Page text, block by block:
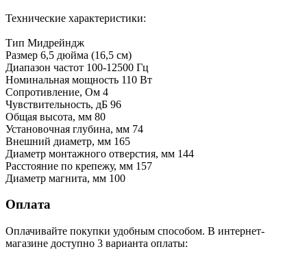
Технические характеристики:
Тип Мидрейндж
Размер 6,5 дюйма (16,5 см)
Диапазон частот 100-12500 Гц
Номинальная мощность 110 Вт
Сопротивление, Ом 4
Чувствительность, дБ 96
Общая высота, мм 80
Установочная глубина, мм 74
Внешний диаметр, мм 165
Диаметр монтажного отверстия, мм 144
Расстояние по крепежу, мм 157
Диаметр магнита, мм 100
Оплата
Оплачивайте покупки удобным способом. В интернет-
магазине доступно 3 варианта оплаты: